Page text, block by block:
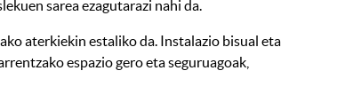
sarea ezagutarazi nahi da.
aterkiekin estaliko da. Instalazio bisual eta
espazio gero eta seguruagoak,